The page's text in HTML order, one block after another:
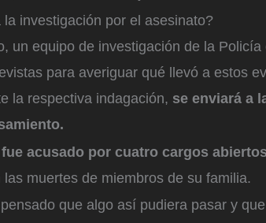
investigación por el asesinato?
un equipo de investigación de la
para averiguar qué llevó a estos
la respectiva indagación, se enviará a
fue acusado por cuatro cargos abiertos
las muertes de miembros de su familia.
que algo así pudiera pasar y